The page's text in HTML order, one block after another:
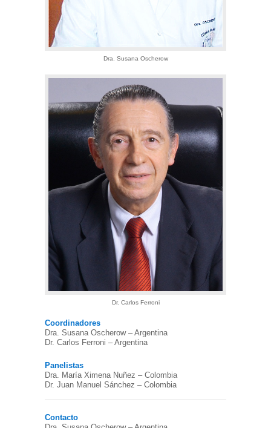
Dra. Susana Oscherow
Dr. Carlos Ferroni
Coordinadores
Dra. Susana Oscherow – Argentina
Dr. Carlos Ferroni – Argentina
Panelistas
Dra. María Ximena Nuñez – Colombia
Dr. Juan Manuel Sánchez – Colombia
Contacto